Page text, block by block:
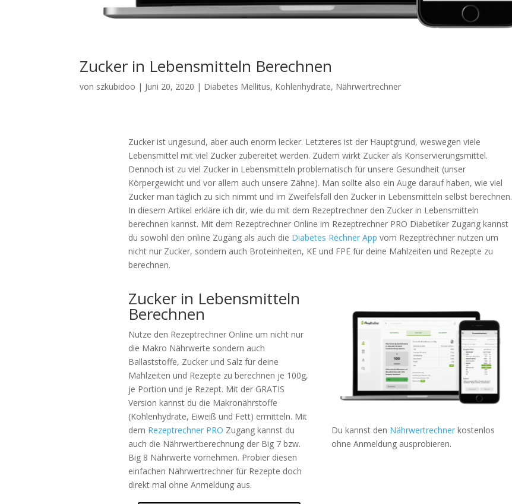
Zucker in Lebensmitteln Berechnen
von szkubidoo | Juni 20, 2020 | Diabetes Mellitus, Kohlenhydrate, Nährwertrechner
Zucker ist ungesund, aber auch enorm lecker. Letzteres ist der Hauptgrund, weswegen viele
Lebensmittel mit viel Zucker zubereitet werden. Zudem wirkt Zucker als Konservierungsmittel.
Dennoch ist zu viel Zucker in Lebensmitteln problematisch für unsere Gesundheit (unser
Körpergewicht und vor allem auch unsere Zähne). Man sollte also ein Auge darauf haben, wie viel
Zucker man täglich zu sich nimmt und im Zweifelsfall den Zucker in Lebensmitteln selbst berechnen.
In diesem Artikel erkläre ich dir, wie du mit dem Rezeptrechner den Zucker in Lebensmitteln
berechnen kannst. Mit dem Rezeptrechner Online im Rezeptrechner PRO Diabetiker Zugang kannst
du sowohl den online Zugang als auch die Diabetes Rechner App vom Rezeptrechner nutzen um
nicht nur Zucker, sondern auch Broteinheiten, KE und FPE für deine Mahlzeiten und Rezepte zu
berechnen.
Zucker in Lebensmitteln
Berechnen
Nutze den Rezeptrechner Online um nicht nur
die Makro Nährwerte sondern auch
Ballaststoffe, Zucker und Salz für deine
Mahlzeiten und Rezepte zu berechnen je 100g,
je Portion und je Rezept. Mit der GRATIS
Version kannst du die Makronährstoffe
(Kohlenhydrate, Eiweiß und Fett) ermitteln. Mit
dem Rezeptrechner PRO Zugang kannst du
auch die Nährwertberechnung der Big 7 bzw.
Big 8 Nährwerte vornehmen. Probier diesen
einfachen Nährwertrechner für Rezepte doch
direkt mal ohne Anmeldung aus.
Du kannst den Nährwertrechner kostenlos
ohne Anmeldung ausprobieren.